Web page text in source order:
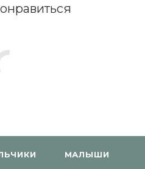
МАЛЫШИ